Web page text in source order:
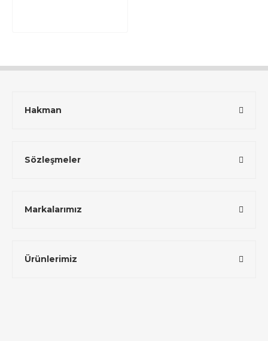
Hakman
Sözleşmeler
Markalarımız
Ürünlerimiz